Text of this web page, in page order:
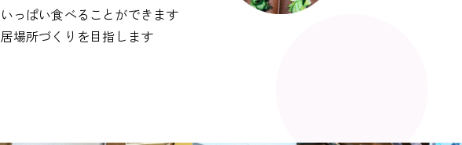
っぱい食べることができます
場所づくりを目指します